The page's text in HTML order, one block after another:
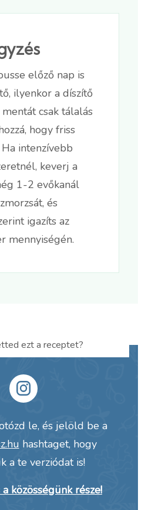
előző nap is
ilyenkor a díszítő
csak tálalás
hogy friss
intenzívebb
keverj a
1-2 evőkanál
és
igazíts az
mennyiségén.
ezt a receptet?
le, és jelöld be a
hashtaget, hogy
a te verziódat is!
közösségünk része!